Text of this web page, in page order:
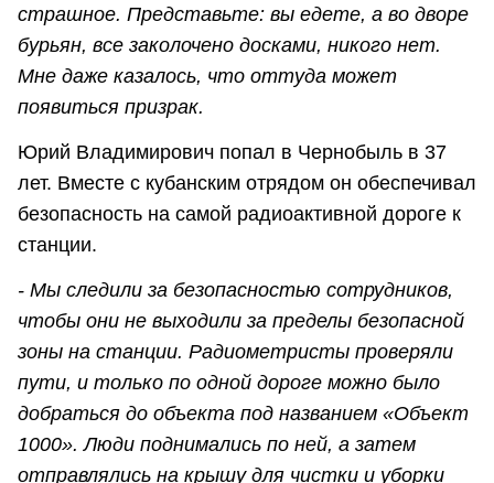
страшное. Представьте: вы едете, а во дворе
бурьян, все заколочено досками, никого нет.
Мне даже казалось, что оттуда может
появиться призрак.
Юрий Владимирович попал в Чернобыль в 37
лет. Вместе с кубанским отрядом он обеспечивал
безопасность на самой радиоактивной дороге к
станции.
- Мы следили за безопасностью сотрудников,
чтобы они не выходили за пределы безопасной
зоны на станции. Радиометристы проверяли
пути, и только по одной дороге можно было
добраться до объекта под названием «Объект
1000». Люди поднимались по ней, а затем
отправлялись на крышу для чистки и уборки